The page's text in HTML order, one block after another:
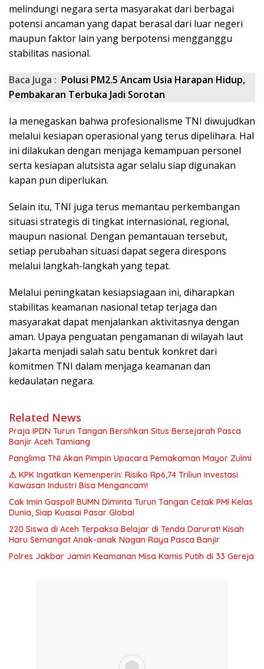
melindungi negara serta masyarakat dari berbagai
potensi ancaman yang dapat berasal dari luar negeri
maupun faktor lain yang berpotensi mengganggu
stabilitas nasional.
Baca Juga : Polusi PM2.5 Ancam Usia Harapan Hidup,
Pembakaran Terbuka Jadi Sorotan
Ia menegaskan bahwa profesionalisme TNI diwujudkan
melalui kesiapan operasional yang terus dipelihara. Hal
ini dilakukan dengan menjaga kemampuan personel
serta kesiapan alutsista agar selalu siap digunakan
kapan pun diperlukan.
Selain itu, TNI juga terus memantau perkembangan
situasi strategis di tingkat internasional, regional,
maupun nasional. Dengan pemantauan tersebut,
setiap perubahan situasi dapat segera direspons
melalui langkah-langkah yang tepat.
Melalui peningkatan kesiapsiagaan ini, diharapkan
stabilitas keamanan nasional tetap terjaga dan
masyarakat dapat menjalankan aktivitasnya dengan
aman. Upaya penguatan pengamanan di wilayah laut
Jakarta menjadi salah satu bentuk konkret dari
komitmen TNI dalam menjaga keamanan dan
kedaulatan negara.
Related News
Praja IPDN Turun Tangan Bersihkan Situs Bersejarah Pasca
Banjir Aceh Tamiang
Panglima TNI Akan Pimpin Upacara Pemakaman Mayor Zulmi
⚠ KPK Ingatkan Kemenperin: Risiko Rp6,74 Triliun Investasi
Kawasan Industri Bisa Mengancam!
Cak Imin Gaspol! BUMN Diminta Turun Tangan Cetak PMI Kelas
Dunia, Siap Kuasai Pasar Global
220 Siswa di Aceh Terpaksa Belajar di Tenda Darurat! Kisah
Haru Semangat Anak-anak Nagan Raya Pasca Banjir
Polres Jakbar Jamin Keamanan Misa Kamis Putih di 33 Gereja